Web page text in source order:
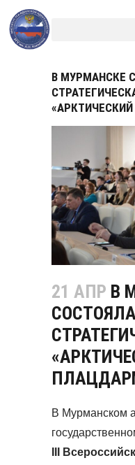
В МУРМАНСКЕ
21 АПР В
В Мурманском
III